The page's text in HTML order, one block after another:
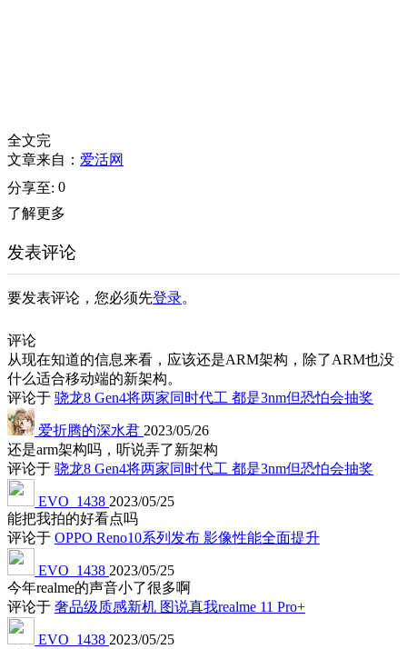
全文完
文章来自： 爱活网
分享至: 0
了解更多
发表评论
要发表评论，您必须先登录。
评论
从现在知道的信息来看，应该还是ARM架构，除了ARM也没
什么适合移动端的新架构。
评论于 骁龙8 Gen4将两家同时代工 都是3nm但恐怕会抽奖
爱折腾的深水君 2023/05/26
还是arm架构吗，听说弄了新架构
评论于 骁龙8 Gen4将两家同时代工 都是3nm但恐怕会抽奖
EVO_1438 2023/05/25
能把我拍的好看点吗
评论于 OPPO Reno10系列发布 影像性能全面提升
EVO_1438 2023/05/25
今年realme的声音小了很多啊
评论于 奢品级质感新机 图说真我realme 11 Pro+
EVO_1438 2023/05/25